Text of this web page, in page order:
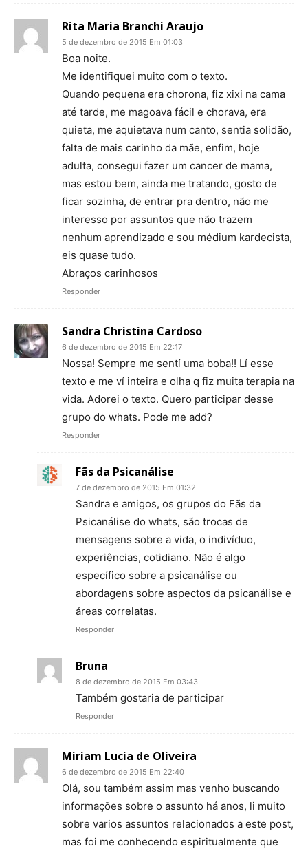
Rita Maria Branchi Araujo
5 de dezembro de 2015 Em 01:03
Boa noite.
Me identifiquei muito com o texto.
Quando pequena era chorona, fiz xixi na cama
até tarde, me magoava fácil e chorava, era
quieta, me aquietava num canto, sentia solidão,
falta de mais carinho da mãe, enfim, hoje
adulta, consegui fazer um cancer de mama,
mas estou bem, ainda me tratando, gosto de
ficar sozinha, de entrar pra dentro, não me
interesso por assuntos que não trazem
nenhum aprendizado e sou médium kardecista,
eis quase tudo.
Abraços carinhosos
Responder
Sandra Christina Cardoso
6 de dezembro de 2015 Em 22:17
Nossa! Sempre me sentí uma boba!! Lí esse
texto e me ví inteira e olha q fiz muita terapia na
vida. Adorei o texto. Quero participar desse
grupo do whats. Pode me add?
Responder
Fãs da Psicanálise
7 de dezembro de 2015 Em 01:32
Sandra e amigos, os grupos do Fãs da
Psicanálise do whats, são trocas de
mensagens sobre a vida, o indivíduo,
experiências, cotidiano. Não é algo
específico sobre a psicanálise ou
abordagens sobre aspectos da psicanálise e
áreas correlatas.
Responder
Bruna
8 de dezembro de 2015 Em 03:43
Também gostaria de participar
Responder
Miriam Lucia de Oliveira
6 de dezembro de 2015 Em 22:40
Olá, sou também assim mas venho buscando
informações sobre o assunto há anos, li muito
sobre varios assuntos relacionados a este post,
mas foi me conhecendo espiritualmente que